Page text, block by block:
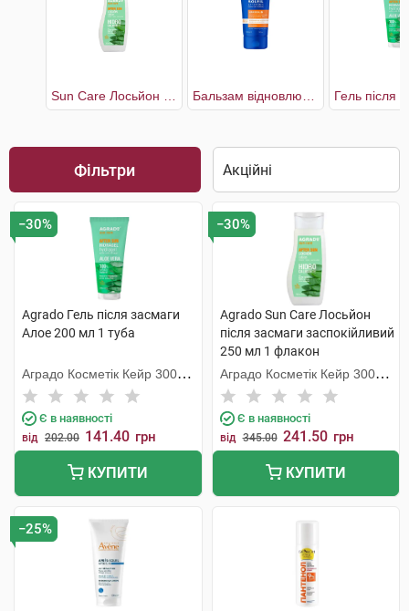
Фільтри
−30%
Agrado Гель після засмаги
Алое 200 мл 1 туба
Аградо Косметік Кейр 3000
С.Л.У.
Є в наявності
від 202.00 141.40 грн
КУПИТИ
−30%
Agrado Sun Care Лосьйон
після засмаги заспокійливий
250 мл 1 флакон
Аградо Косметік Кейр 3000
С.Л.У.
Є в наявності
від 345.00 241.50 грн
КУПИТИ
−25%